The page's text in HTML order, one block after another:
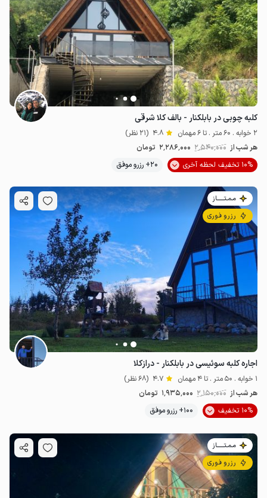
کلبه چوبی در بابلکنار - بالف کلا شرقی
2 خوابه . 60 متر . تا 6 مهمان 4.8 (21 نظر)
هر شب از 2٬540٬000 2٬286٬000 تومان
10% تخفیف لحظه آخری
20+ رزرو موفق
مـمـتــــــاز
رزرو فوری
اجاره کلبه سوئیسی در بابلکنار - درازکلا
1 خوابه . 50 متر . تا 4 مهمان 4.7 (68 نظر)
هر شب از 2٬150٬000 1٬935٬000 تومان
10% تخفیف
100+ رزرو موفق
مـمـتــــــاز
رزرو فوری